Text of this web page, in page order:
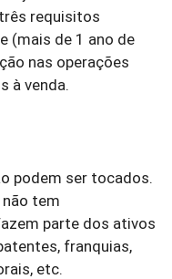
requisitos
(mais de 1 ano de
nas operações
à venda.
podem ser tocados.
tem
parte dos ativos
franquias,
etc.